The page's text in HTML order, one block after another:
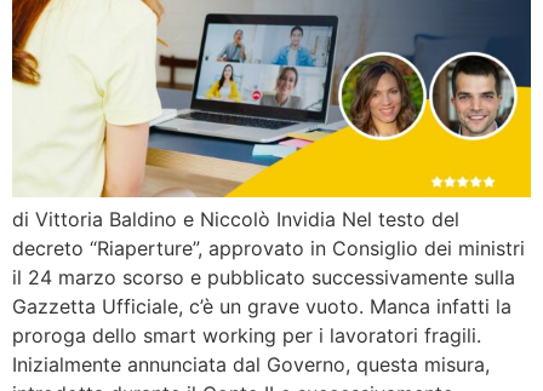
di Vittoria Baldino e Niccolò Invidia Nel testo del
decreto “Riaperture”, approvato in Consiglio dei ministri
il 24 marzo scorso e pubblicato successivamente sulla
Gazzetta Ufficiale, c’è un grave vuoto. Manca infatti la
proroga dello smart working per i lavoratori fragili.
Inizialmente annunciata dal Governo, questa misura,